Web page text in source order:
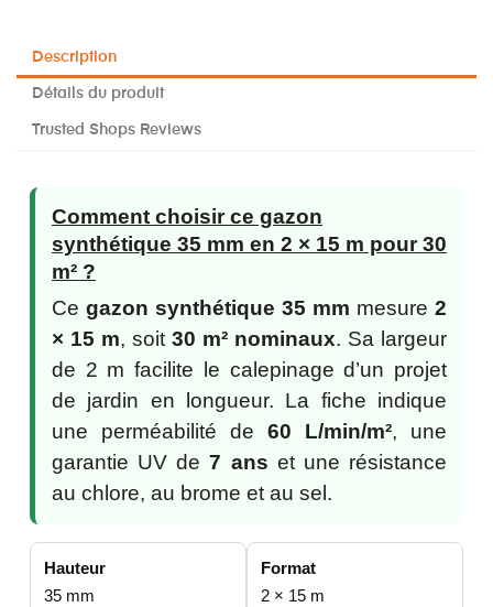
Description
Détails du produit
Trusted Shops Reviews
Comment choisir ce gazon
synthétique 35 mm en 2 × 15 m pour 30
m² ?
Ce gazon synthétique 35 mm mesure 2
× 15 m, soit 30 m² nominaux. Sa largeur
de 2 m facilite le calepinage d’un projet
de jardin en longueur. La fiche indique
une perméabilité de 60 L/min/m², une
garantie UV de7 ans et une résistance
au chlore, au brome et au sel.
Hauteur
35 mm
Format
2 × 15 m